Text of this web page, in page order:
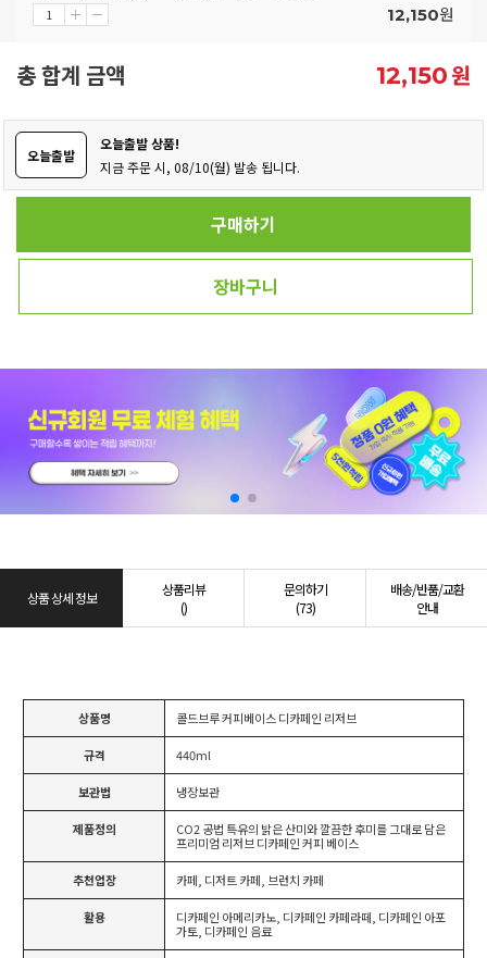
12,150원
총 합계 금액 12,150원
오늘출발
오늘출발 상품!
지금 주문 시, 08/10(월) 발송 됩니다.
구매하기
장바구니
상품 상세 정보
상품리뷰
()
문의하기
(73)
배송/반품/교환
안내
상품명 콜드브루 커피베이스 디카페인 리저브
규격 440ml
보관법 냉장보관
제품정의
CO2 공법 특유의 밝은 산미와 깔끔한 후미를 그대로 담은
프리미엄 리저브 디카페인 커피 베이스
추천업장 카페, 디저트 카페, 브런치 카페
활용
디카페인 아메리카노, 디카페인 카페라떼, 디카페인 아포
가토, 디카페인 음료